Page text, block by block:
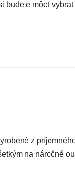
budete môcť
z
na náročné